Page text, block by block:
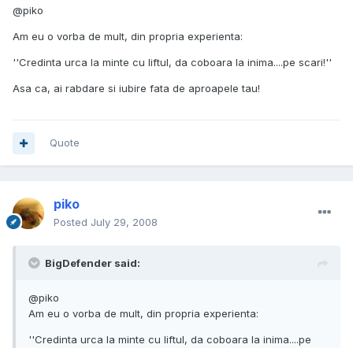
@piko
Am eu o vorba de mult, din propria experienta:
''Credinta urca la minte cu liftul, da coboara la inima....pe scari!''
Asa ca, ai rabdare si iubire fata de aproapele tau!
Quote
piko
Posted July 29, 2008
BigDefender said:
@piko
Am eu o vorba de mult, din propria experienta:
''Credinta urca la minte cu liftul, da coboara la inima....pe